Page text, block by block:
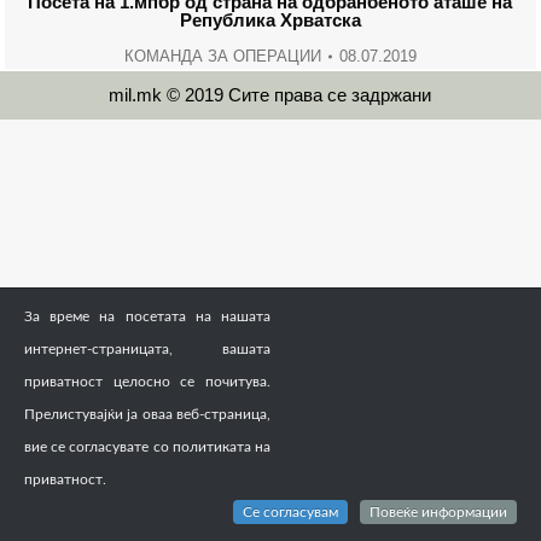
Република Хрватска
КОМАНДА ЗА ОПЕРАЦИИ 08.07.2019
mil.mk © 2019 Сите права се задржани
За време на посетата на нашата
интернет-страницата, вашата
приватност целосно се почитува.
Прелистувајќи ја оваа веб-страница,
вие се согласувате со политиката на
приватност.
Се согласувам Повеќе информации